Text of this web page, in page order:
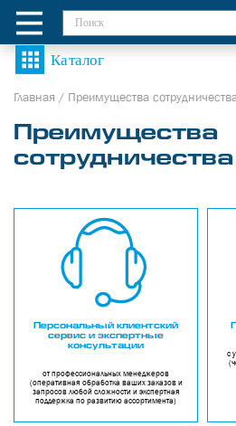
Главная / Преимущества
Преимущества
сотрудничества
Персональный клиентский
сервис и экспертные
консультации
от профессиональных менеджеров
(оперативная обработка ваших заказов и
запросов любой сложности и экспертная
поддержка по развитию ассортимента)
с